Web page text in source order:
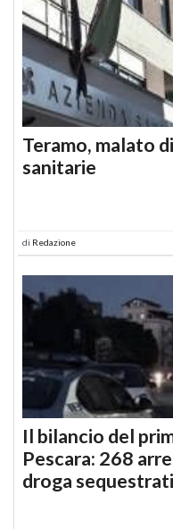
Teramo, malato
sanitarie
di Redazione
Il bilancio del
Pescara: 268
droga sequestrati